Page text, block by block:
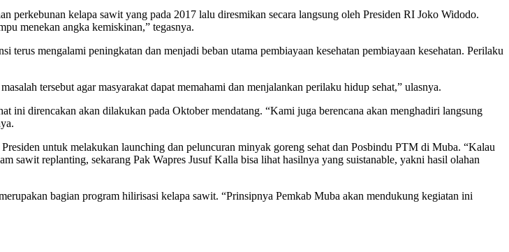
perkebunan kelapa sawit yang pada 2017 lalu diresmikan secara langsung oleh Presiden RI Joko Widodo.
menekan angka kemiskinan,” tegasnya.
mengalami peningkatan dan menjadi beban utama pembiayaan kesehatan pembiayaan kesehatan. Perilaku
tersebut agar masyarakat dapat memahami dan menjalankan perilaku hidup sehat,” ulasnya.
ini direncakan akan dilakukan pada Oktober mendatang. “Kami juga berencana akan menghadiri langsung
untuk melakukan launching dan peluncuran minyak goreng sehat dan Posbindu PTM di Muba. “Kalau
sawit replanting, sekarang Pak Wapres Jusuf Kalla bisa lihat hasilnya yang suistanable, yakni hasil olahan
bagian program hilirisasi kelapa sawit. “Prinsipnya Pemkab Muba akan mendukung kegiatan ini